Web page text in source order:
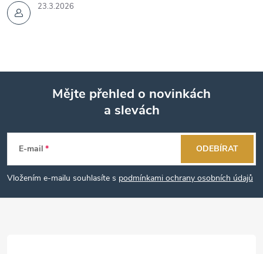
23.3.2026
p
a
Mějte přehled o novinkách
a slevách
E-mail
Vložením e-mailu souhlasíte s podmínkami ochrany osobních údajů
ODEBÍRAT